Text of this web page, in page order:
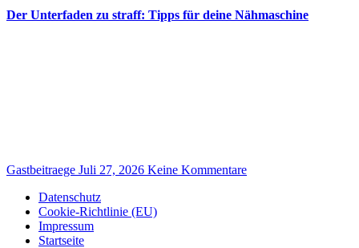
Der Unterfaden zu straff: Tipps für deine Nähmaschine
Gastbeitraege Juli 27, 2026 Keine Kommentare
Datenschutz
Cookie-Richtlinie (EU)
Impressum
Startseite